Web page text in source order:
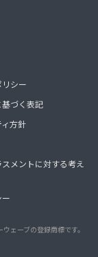
シー
づく表記
方針
メントに対する考え
ェーブの登録商標です。